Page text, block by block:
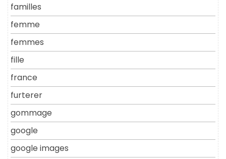
familles
femme
femmes
fille
france
furterer
gommage
google
google images